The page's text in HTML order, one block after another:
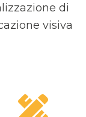
di
visiva